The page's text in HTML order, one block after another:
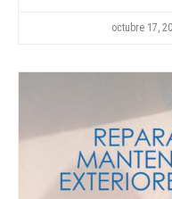
octubre 17,